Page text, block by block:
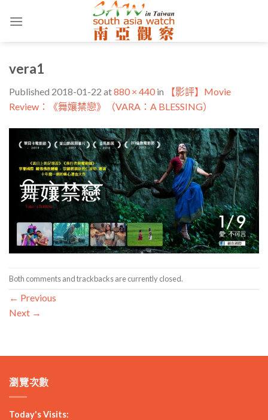
vera1
Published 2018-01-22 at880 × 440 in
【影評】Movie
Review：《舞孃禁戀》（VARA：A BLESSING）
Both comments and trackbacks are currently closed.
← Previous
Next →
瀏覽次數
Today's Visits: